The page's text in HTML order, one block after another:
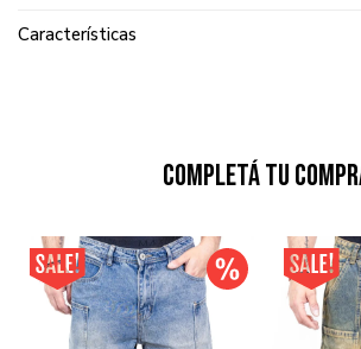
Características
Completá tu